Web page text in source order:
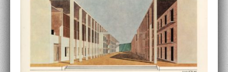
BIBLIOTECA FRANCESCO MOSCHINI
A.A.M. ARCHITETTURA ARTE MODERNA
RECENSIONI GENERALI